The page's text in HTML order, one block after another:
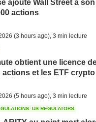
ajoute Wall Street à
actions
(3 hours ago) 3 min lecture
obtient une licence
actions et les ETF crypto
(5 hours ago) 3 min lecture
US REGULATORS